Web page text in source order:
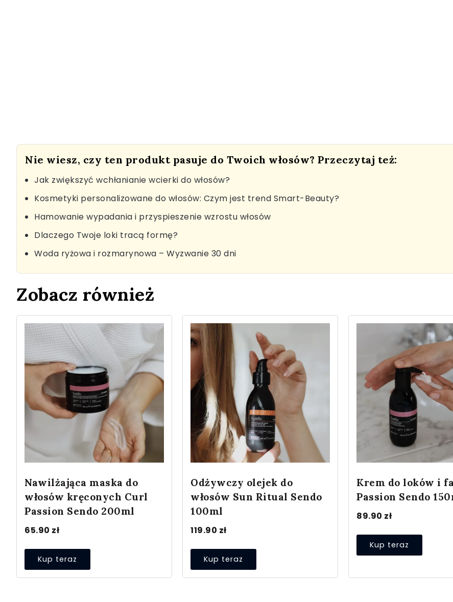
Nie wiesz, czy ten produkt pasuje do Twoich włosów? Przeczytaj też:
Jak zwiększyć wchłanianie wcierki do włosów?
Kosmetyki personalizowane do włosów: Czym jest trend Smart-Beauty?
Hamowanie wypadania i przyspieszenie wzrostu włosów
Dlaczego Twoje loki tracą formę?
Woda ryżowa i rozmarynowa – Wyzwanie 30 dni
Zobacz również
Nawilżająca maska do
włosów kręconych Curl
Passion Sendo 200ml
65.90 zł
Kup teraz
Odżywczy olejek do
włosów Sun Ritual Sendo
100ml
119.90 zł
Kup teraz
Krem do loków i
Passion Sendo
89.90 zł
Kup teraz